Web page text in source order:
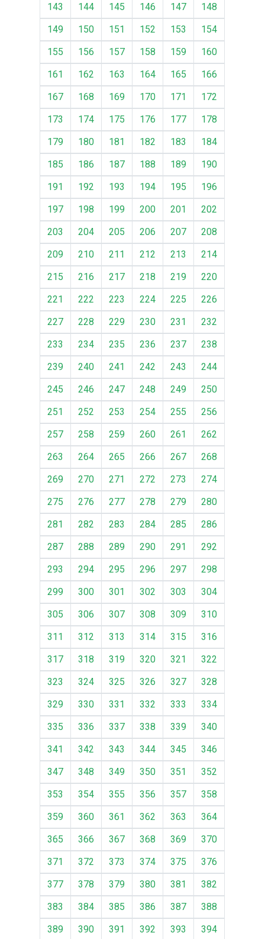
143
144 145 146 147
148
149
150 151 152 153
154
155
156 157 158 159
160
161
162 163 164 165
166
167
168 169 170 171
172
173
174 175 176 177
178
179
180 181 182 183
184
185
186 187 188 189
190
191
192 193 194 195
196
197
198 199 200 201
202
203
204 205 206 207
208
209
210 211 212 213
214
215
216 217 218 219
220
221
222 223 224 225
226
227
228 229 230 231
232
233
234 235 236 237
238
239
240 241 242 243
244
245
246 247 248 249
250
251
252 253 254 255
256
257
258 259 260 261
262
263
264 265 266 267
268
269
270 271 272 273
274
275
276 277 278 279
280
281
282 283 284 285
286
287
288 289 290 291
292
293
294 295 296 297
298
299
300 301 302 303
304
305
306 307 308 309
310
311
312 313 314 315
316
317
318 319 320 321
322
323
324 325 326 327
328
329
330 331 332 333
334
335
336 337 338 339
340
341
342 343 344 345
346
347
348 349 350 351
352
353
354 355 356 357
358
359
360 361 362 363
364
365
366 367 368 369
370
371
372 373 374 375
376
377
378 379 380 381
382
383
384 385 386 387
388
389
390 391 392 393 394